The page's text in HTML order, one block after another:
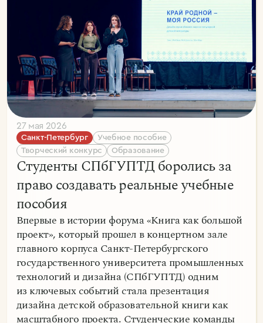
27 мая 2026
Санкт-Петербург
Учебное пособие
Творческий конкурс
Образование
Студенты СПбГУПТД боролись за
право создавать реальные учебные
пособия
Впервые в истории форума «Книга как большой
проект», который прошел в концертном зале
главного корпуса Санкт-Петербургского
государственного университета промышленных
технологий и дизайна (СПбГУПТД) одним
из ключевых событий стала презентация
дизайна детской образовательной книги как
масштабного проекта. Студенческие команды